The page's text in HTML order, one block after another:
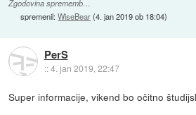
Zgodovina sprememb…
spremenil:WiseBear(4. jan 2019 ob 18:04)
PerS
::4. jan 2019, 22:47
Super informacije, vikend bo očitno